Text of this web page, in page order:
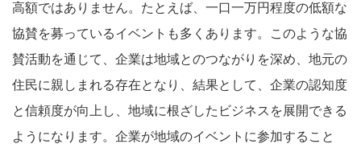
高額ではありません。たとえば、一口一万円程度の低額な
協賛を募っているイベントも多くあります。このような協
賛活動を通じて、企業は地域とのつながりを深め、地元の
住民に親しまれる存在となり、結果として、企業の認知度
と信頼度が向上し、地域に根ざしたビジネスを展開できる
ようになります。企業が地域のイベントに参加すること